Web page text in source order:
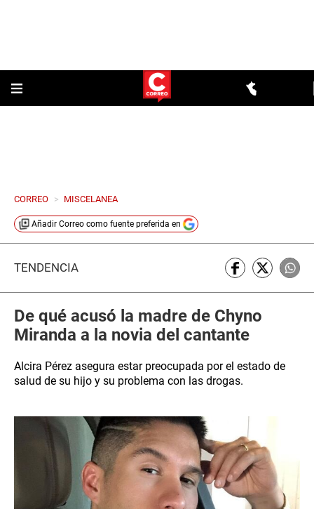
CORREO > MISCELANEA
Añadir Correo como fuente preferida en
TENDENCIA
De qué acusó la madre de Chyno
Miranda a la novia del cantante
Alcira Pérez asegura estar preocupada por el estado de
salud de su hijo y su problema con las drogas.